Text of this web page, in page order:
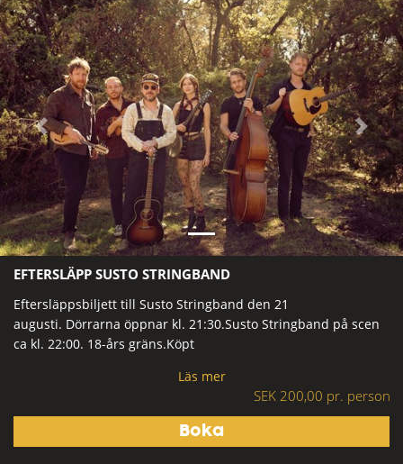
Previous Next
EFTERSLÄPP SUSTO STRINGBAND
Eftersläppsbiljett till Susto Stringband den 21
augusti. Dörrarna öppnar kl. 21:30.Susto Stringband på scen
ca kl. 22:00. 18-års gräns.Köpt
Läs mer
SEK 200,00 pr. person